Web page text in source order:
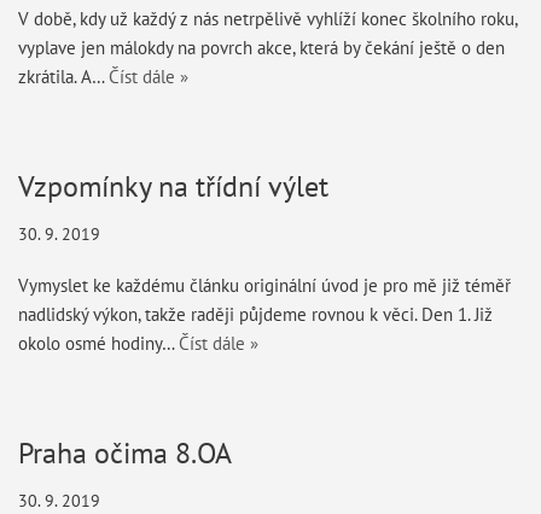
V době, kdy už každý z nás netrpělivě vyhlíží konec školního roku,
vyplave jen málokdy na povrch akce, která by čekání ještě o den
zkrátila. A… Číst dále »
Vzpomínky na třídní výlet
30. 9. 2019
Vymyslet ke každému článku originální úvod je pro mě již téměř
nadlidský výkon, takže raději půjdeme rovnou k věci. Den 1. Již
okolo osmé hodiny… Číst dále »
Praha očima 8.OA
30. 9. 2019